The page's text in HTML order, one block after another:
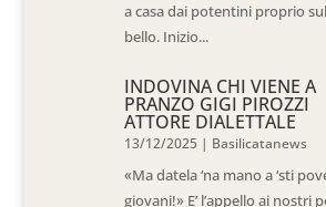
a casa dai potentini proprio
bello. Inizio...
INDOVINA CHI VIENE A
PRANZO GIGI PIROZZI
ATTORE DIALETTALE
13/12/2025 | Basilicatanews
«Ma datela ‘na mano a ‘sti
giovani!» E’ l’appello ai nostri